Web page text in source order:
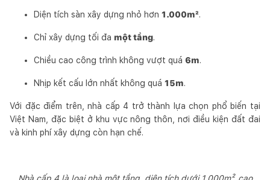
Diện tích sàn xây dựng nhỏ hơn 1.000m².
Chỉ xây dựng tối đa một tầng.
Chiều cao công trình không vượt quá 6m.
Nhịp kết cấu lớn nhất không quá 15m.
Với đặc điểm trên, nhà cấp 4 trở thành lựa chọn phổ biến tại
Việt Nam, đặc biệt ở khu vực nông thôn, nơi điều kiện đất đai
và kinh phí xây dựng còn hạn chế.